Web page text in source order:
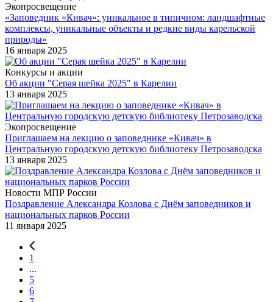
Экопросвещение
«Заповедник «Кивач»: уникальное в типичном: ландшафтные
комплексы, уникальные объекты и редкие виды карельской
природы»
16 января 2025
Конкурсы и акции
Об акции "Серая шейка 2025" в Карелии
13 января 2025
Экопросвещение
Приглашаем на лекцию о заповеднике «Кивач» в
Центральную городскую детскую библиотеку Петрозаводска
13 января 2025
Новости МПР России
Поздравление Александра Козлова с Днём заповедников и
национальных парков России
11 января 2025
1
...
5
6